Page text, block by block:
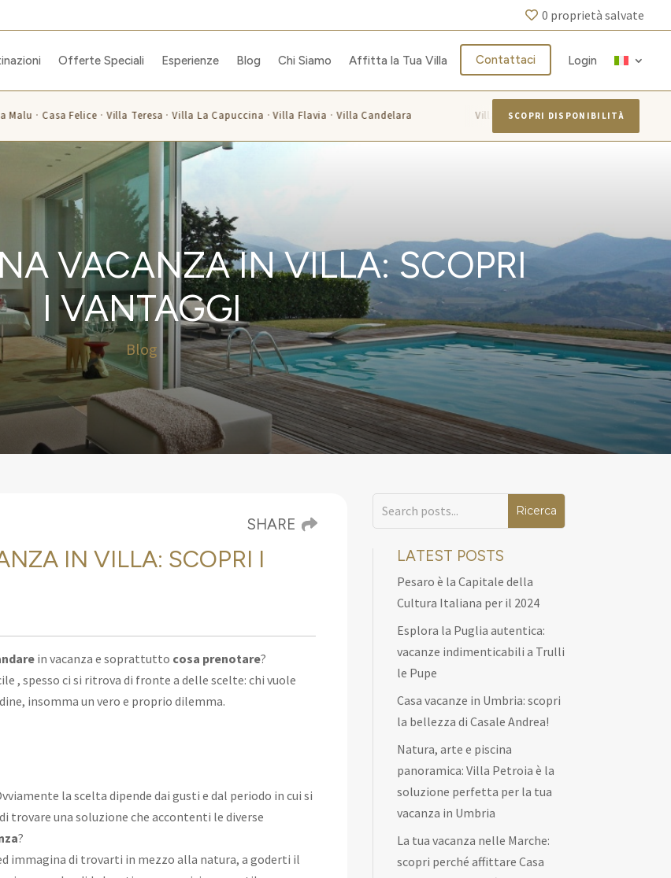
0 proprietà salvate
Offerte Speciali Esperienze Blog Chi Siamo Affitta la Tua Villa Contattaci Login
· Casa Felice · Villa Teresa · Villa La Capuccina · Villa Flavia · Villa Candelara Villa Azzurra · Villa Monticelli · Villa
SCOPRI DISPONIBILITÀ
VACANZA IN VILLA: SCOPRI
I VANTAGGI
Blog
SHARE
IN VILLA: SCOPRI I
in vacanza e soprattutto cosa prenotare?
, spesso ci si ritrova di fronte a delle scelte: chi vuole
insomma un vero e proprio dilemma.
la scelta dipende dai gusti e dal periodo in cui si
trovare una soluzione che accontenti le diverse
?
immagina di trovarti in mezzo alla natura, a goderti il
LATEST POSTS
Pesaro è la Capitale della
Cultura Italiana per il 2024
Esplora la Puglia autentica:
vacanze indimenticabili a Trulli
le Pupe
Casa vacanze in Umbria: scopri
la bellezza di Casale Andrea!
Natura, arte e piscina
panoramica: Villa Petroia è la
soluzione perfetta per la tua
vacanza in Umbria
La tua vacanza nelle Marche:
scopri perché affittare Casa